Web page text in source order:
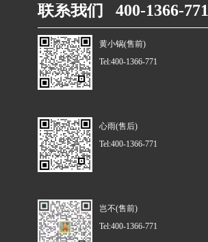
联系我们 400-1366-771
黄小锅(售前)
Tel:400-1366-771
心雨(售后)
Tel:400-1366-771
岂不(售前)
Tel:400-1366-771